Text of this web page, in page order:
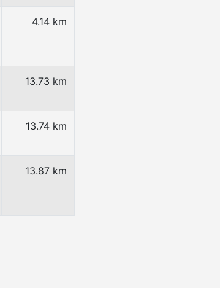
4.14 km
13.73 km
13.74 km
13.87 km